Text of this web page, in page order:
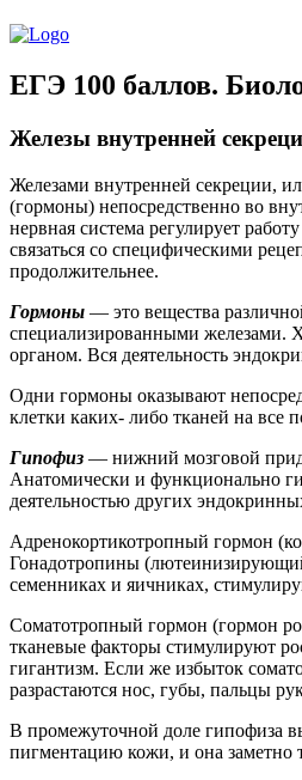
ЕГЭ 100 баллов.
Железы внутренней
Железами внутренней секреции,
(гормоны) непосредственно во
нервная система регулирует
связаться со специфическими
продолжительнее.
Гормоны — это вещества
специализированными железами.
органом. Вся деятельность
Одни гормоны оказывают
клетки каких- либо тканей на все
Гипофиз — нижний мозговой
Анатомически и функционально
деятельностью других
Адренокортикотропный гормон
Гонадотропины
семенниках и яичниках,
Соматотропный гормон (гормон
тканевые факторы стимулируют
гигантизм. Если же избыток
разрастаются нос, губы, пальцы
В промежуточной доле гипофиза
пигментацию кожи, и она заметно